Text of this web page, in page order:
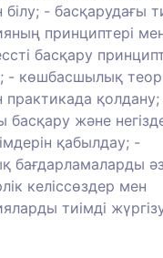
білу; - басқарудағы
принциптері мен
басқару
- көшбасшылық
практикада
және
қабылдау; -
бағдарламаларды
келіссөздер мен
тиімді